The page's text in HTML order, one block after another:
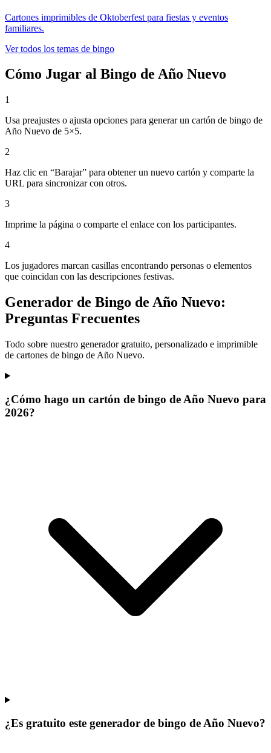
Cartones imprimibles de Oktoberfest para fiestas y eventos
familiares.
Ver todos los temas de bingo
Cómo Jugar al Bingo de Año Nuevo
1
Usa preajustes o ajusta opciones para generar un cartón de bingo de
Año Nuevo de 5×5.
2
Haz clic en “Barajar” para obtener un nuevo cartón y comparte la
URL para sincronizar con otros.
3
Imprime la página o comparte el enlace con los participantes.
4
Los jugadores marcan casillas encontrando personas o elementos
que coincidan con las descripciones festivas.
Generador de Bingo de Año Nuevo:
Preguntas Frecuentes
Todo sobre nuestro generador gratuito, personalizado e imprimible
de cartones de bingo de Año Nuevo.
¿Cómo hago un cartón de bingo de Año Nuevo para
2026?
¿Es gratuito este generador de bingo de Año Nuevo?